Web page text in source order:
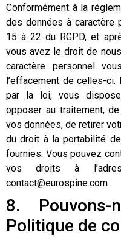
Conformément à la
des données à caractère
15 à 22 du RGPD, et
vous avez le droit de
caractère personnel
l’effacement de celles-
par la loi, vous
opposer au traitement,
vos données, de retirer
du droit à la portabilité
fournies. Vous pouvez
vos droits à
contact@eurospine.com .
8.
Politique de